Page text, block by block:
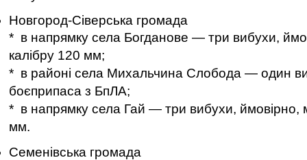
Новгород-Сіверська громада
* в напрямку села Богданове — три вибухи,
калібру 120 мм;
* в районі села Михальчина Слобода — один
боєприпаса з БпЛА;
* в напрямку села Гай — три вибухи, ймовірно,
мм.
Семенівська громада